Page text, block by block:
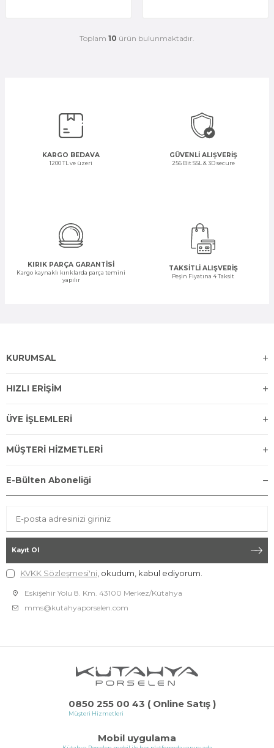
Toplam 10 ürün bulunmaktadır.
KARGO BEDAVA
1200 TL ve üzeri
GÜVENLİ ALIŞVERİŞ
256 Bit SSL & 3D secure
KIRIK PARÇA GARANTİSİ
Kargo kaynaklı kırıklarda parça temini
yapılır
TAKSİTLİ ALIŞVERİŞ
Peşin Fiyatına 4 Taksit
0850 255 00 43 ( Online Satış )
Müşteri Hizmetleri
Mobil uygulama
KURUMSAL
HIZLI ERİŞİM
ÜYE İŞLEMLERİ
MÜŞTERİ HİZMETLERİ
E-Bülten Aboneliği
Kayıt Ol
KVKK Sözleşmesi'ni , okudum, kabul ediyorum.
Eskişehir Yolu 8. Km. 43100 Merkez/Kütahya
mms@kutahyaporselen.com